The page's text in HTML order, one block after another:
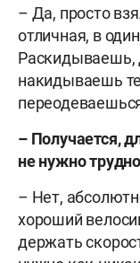
– Да, просто
отличная, в
Раскидываешь,
накидываешь
– Получается,
не нужно
– Нет,
хороший
держать